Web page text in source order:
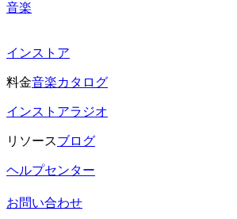
音楽
インストア
料金音楽カタログ
インストアラジオ
リソースブログ
ヘルプセンター
お問い合わせ